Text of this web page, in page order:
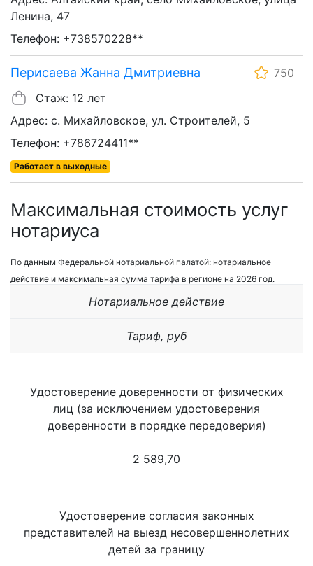
Ленина, 47
Телефон: +738570228**
Перисаева Жанна Дмитриевна
750
Стаж: 12 лет
Адрес: с. Михайловское, ул. Строителей, 5
Телефон: +786724411**
Работает в выходные
Максимальная стоимость услуг
нотариуса
По данным Федеральной нотариальной палатой: нотариальное
действие и максимальная сумма тарифа в регионе на 2026 год.
Нотариальное действие
Тариф, руб
Удостоверение доверенности от физических
лиц (за исключением удостоверения
доверенности в порядке передоверия)
2 589,70
Удостоверение согласия законных
представителей на выезд несовершеннолетних
детей за границу